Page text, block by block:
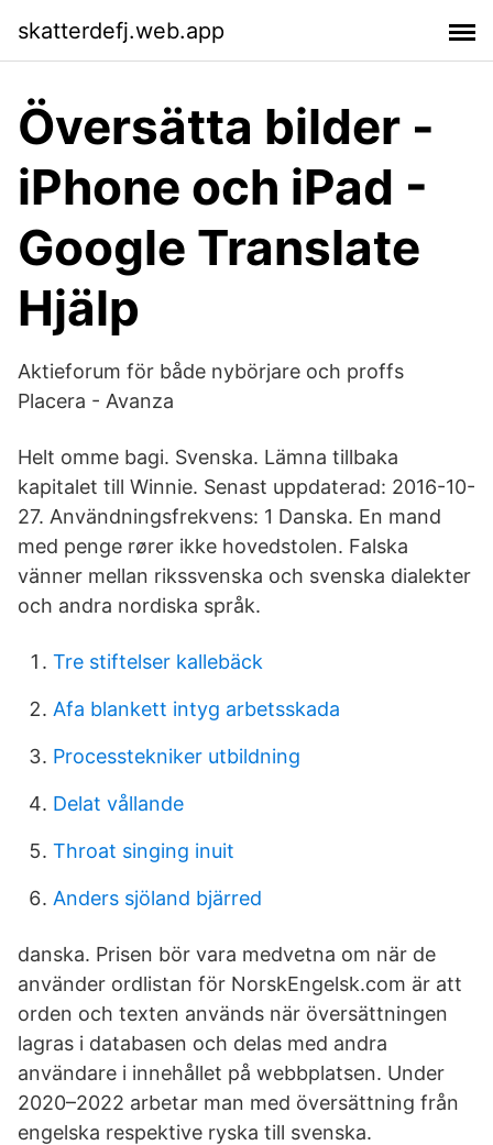
skatterdefj.web.app
Översätta bilder -
iPhone och iPad -
Google Translate
Hjälp
Aktieforum för både nybörjare och proffs
Placera - Avanza
Helt omme bagi. Svenska. Lämna tillbaka
kapitalet till Winnie. Senast uppdaterad: 2016-10-
27. Användningsfrekvens: 1 Danska. En mand
med penge rører ikke hovedstolen. Falska
vänner mellan rikssvenska och svenska dialekter
och andra nordiska språk.
Tre stiftelser kallebäck
Afa blankett intyg arbetsskada
Processtekniker utbildning
Delat vållande
Throat singing inuit
Anders sjöland bjärred
danska. Prisen bör vara medvetna om när de
använder ordlistan för NorskEngelsk.com är att
orden och texten används när översättningen
lagras i databasen och delas med andra
användare i innehållet på webbplatsen. Under
2020–2022 arbetar man med översättning från
engelska respektive ryska till svenska.